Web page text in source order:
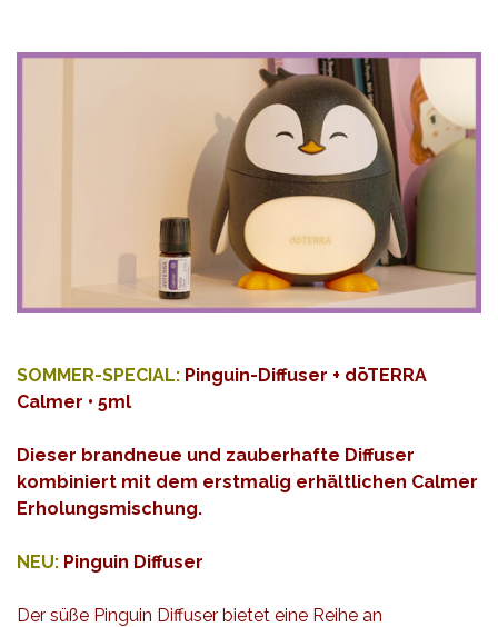
SOMMER-SPECIAL: Pinguin-Diffuser + dōTERRA
Calmer • 5ml
Dieser brandneue und zauberhafte Diffuser
kombiniert mit dem erstmalig erhältlichen Calmer
Erholungsmischung.
NEU: Pinguin Diffuser
Der süße Pinguin Diffuser bietet eine Reihe an